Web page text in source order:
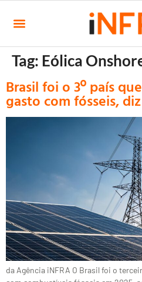
Tag: Eólica
Brasil foi o 3º país
gasto com fósseis,
da Agência iNFRA O Brasil foi o